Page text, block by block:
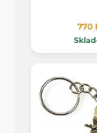
770